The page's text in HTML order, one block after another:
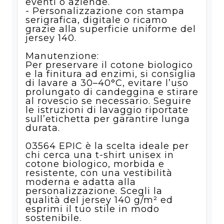
- Personalizzazione con stampa
serigrafica, digitale o ricamo
grazie alla superficie uniforme del
jersey 140.
Manutenzione:
Per preservare il cotone biologico
e la finitura ad enzimi, si consiglia
di lavare a 30–40°C, evitare l’uso
prolungato di candeggina e stirare
al rovescio se necessario. Seguire
le istruzioni di lavaggio riportate
sull’etichetta per garantire lunga
durata.
03564 EPIC è la scelta ideale per
chi cerca una t-shirt unisex in
cotone biologico, morbida e
resistente, con una vestibilità
moderna e adatta alla
personalizzazione. Scegli la
qualità del jersey 140 g/m² ed
esprimi il tuo stile in modo
sostenibile.